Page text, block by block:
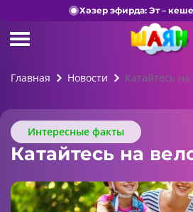
Хәзер эфирда: Эт –
Главная Новости Катайтесь
Интересные факты
Катайтесь на